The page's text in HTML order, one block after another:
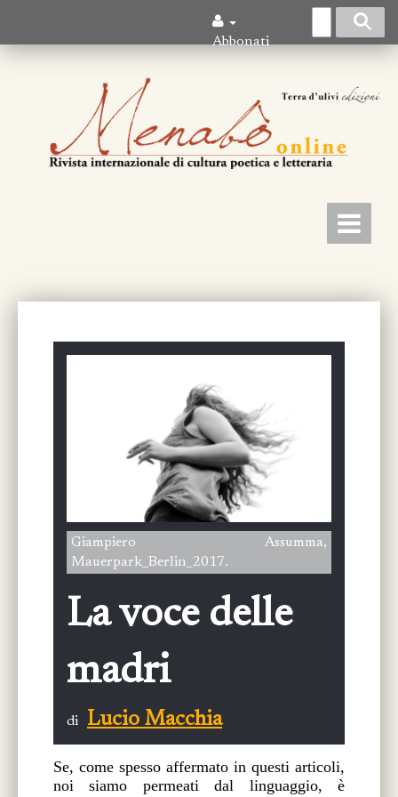
Abbonati
Giampiero Assumma,
Mauerpark_Berlin_2017.
La voce delle
madri
di Lucio Macchia
Se, come spesso affermato in questi articoli,
noi siamo permeati dal linguaggio, è